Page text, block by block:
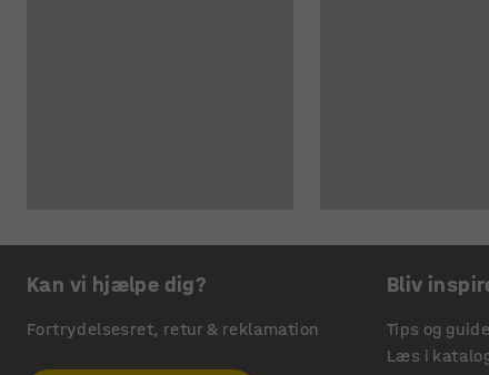
Kan vi hjælpe dig?
Fortrydelsesret, retur & reklamation
Bliv
Tips og
Læs i